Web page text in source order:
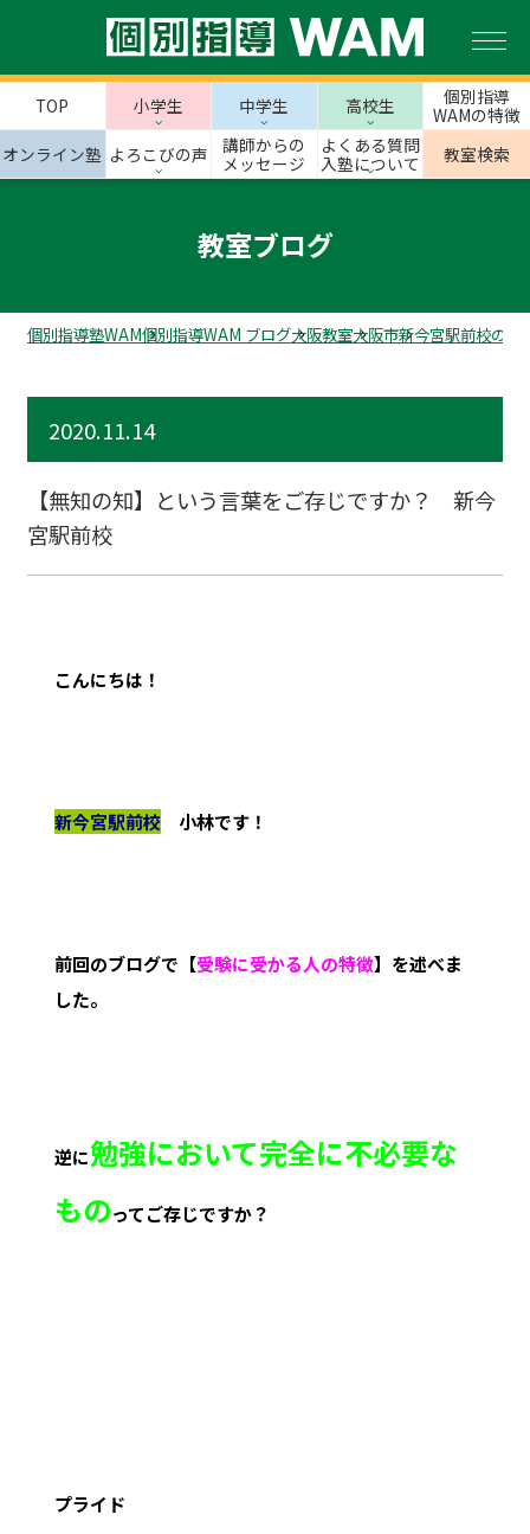
TOP 小学生 中学生 高校生
個別指導
WAMの特徴
オンライン塾 よろこびの声
講師からの
メッセージ
よくある質問
入塾について
教室検索
教室ブログ
個別指導塾WAM個別指導WAM ブログ大阪教室大阪市新今宮駅前校のス
2020.11.14
【無知の知】という言葉をご存じですか？ 新今
宮駅前校
こんにちは！
新今宮駅前校小林です！
前回のブログで【受験に受かる人の特徴】を述べま
した。
逆に勉強において完全に不必要な
ものってご存じですか？
プライド